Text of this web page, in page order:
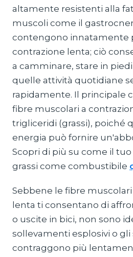
altamente resistenti alla
muscoli come il
contengono innatamente
contrazione lenta; ciò
a camminare, stare in
quelle attività quotidiane
rapidamente. Il principale
fibre muscolari a
trigliceridi (grassi), poiché
energia può fornire
Scopri di più su come il
grassi come combustibile
Sebbene le fibre
lenta ti consentano di
o uscite in bici, non sono
sollevamenti esplosivi o gli
contraggono più